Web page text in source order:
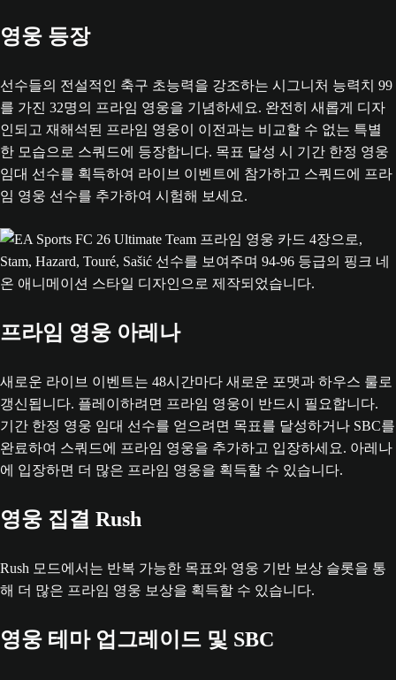
영웅 등장
선수들의 전설적인 축구 초능력을 강조하는 시그니처 능력치 99
를 가진 32명의 프라임 영웅을 기념하세요. 완전히 새롭게 디자
인되고 재해석된 프라임 영웅이 이전과는 비교할 수 없는 특별
한 모습으로 스쿼드에 등장합니다. 목표 달성 시 기간 한정 영웅
임대 선수를 획득하여 라이브 이벤트에 참가하고 스쿼드에 프라
임 영웅 선수를 추가하여 시험해 보세요.
프라임 영웅 아레나
새로운 라이브 이벤트는 48시간마다 새로운 포맷과 하우스 룰로
갱신됩니다. 플레이하려면 프라임 영웅이 반드시 필요합니다.
기간 한정 영웅 임대 선수를 얻으려면 목표를 달성하거나 SBC를
완료하여 스쿼드에 프라임 영웅을 추가하고 입장하세요. 아레나
에 입장하면 더 많은 프라임 영웅을 획득할 수 있습니다.
영웅 집결 Rush
Rush 모드에서는 반복 가능한 목표와 영웅 기반 보상 슬롯을 통
해 더 많은 프라임 영웅 보상을 획득할 수 있습니다.
영웅 테마 업그레이드 및 SBC